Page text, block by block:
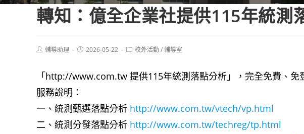
轉知：億全企業社提供115年統測
Post輔導助理
Post2026-05-22
Post校外活動/輔導室
「http://www.com.tw 提供115年統測落點分析」，完全免費、免
服務說明：
一、統測甄選落點分析 http://www.com.tw/vtech/vp.html
二、統測分發落點分析 http://www.com.tw/techreg/tp.html